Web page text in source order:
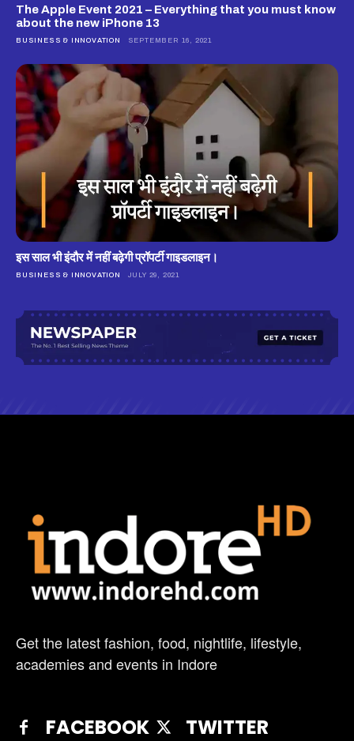
The Apple Event 2021 – Everything that you must know
about the new iPhone 13
BUSINESS & INNOVATION SEPTEMBER 16, 2021
इस साल भी इंदौर में नहीं बढ़ेगी प्रॉपर्टी गाइडलाइन।
BUSINESS & INNOVATION JULY 29, 2021
Get the latest fashion, food, nightlife, lifestyle,
academies and events in Indore
FACEBOOK
TWITTER